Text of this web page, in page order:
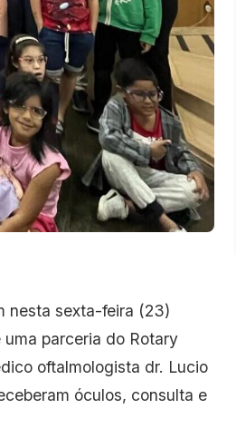
nesta sexta-feira (23)
parceria do Rotary
oftalmologista dr. Lucio
óculos, consulta e